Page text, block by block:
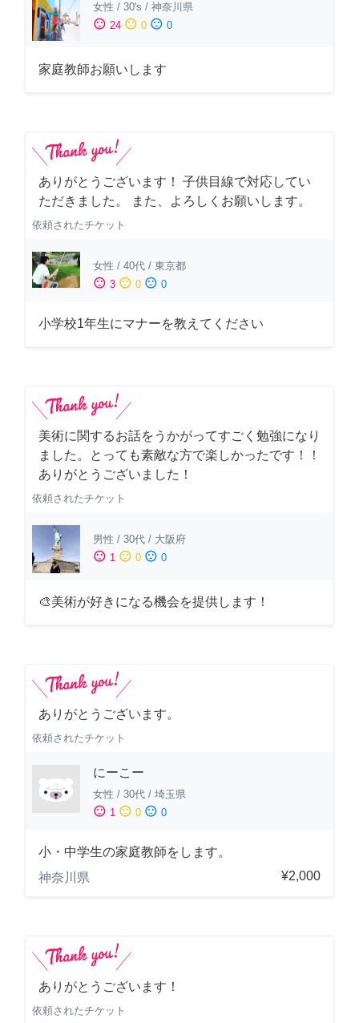
女性 / 30's / 神奈川県
sentiment_satisfied 24 sentiment_neutral 0 sentiment_dissatisfied 0
家庭教師お願いします
ありがとうございます！ 子供目線で対応してい
ただきました。 また、よろしくお願いします。
依頼されたチケット
女性 / 40代 / 東京都
sentiment_satisfied 3 sentiment_neutral 0 sentiment_dissatisfied 0
小学校1年生にマナーを教えてください
美術に関するお話をうかがってすごく勉強になり
ました。とっても素敵な方で楽しかったです！！
ありがとうございました！
依頼されたチケット
男性 / 30代 / 大阪府
sentiment_satisfied 1 sentiment_neutral 0 sentiment_dissatisfied 0
🎨美術が好きになる機会を提供します！
ありがとうございます。
依頼されたチケット
にーこー
女性 / 30代 / 埼玉県
sentiment_satisfied 1 sentiment_neutral 0 sentiment_dissatisfied 0
小・中学生の家庭教師をします。
神奈川県
¥2,000
ありがとうございます！
依頼されたチケット